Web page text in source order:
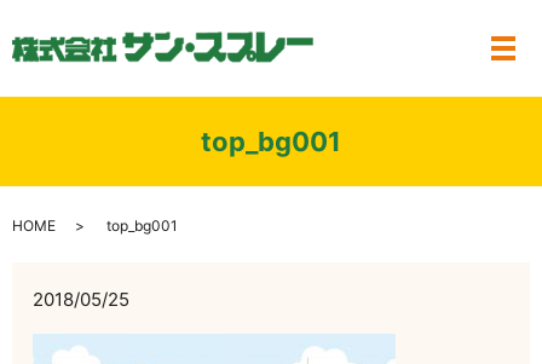
メ
top_bg001
HOME top_bg001
2018/05/25